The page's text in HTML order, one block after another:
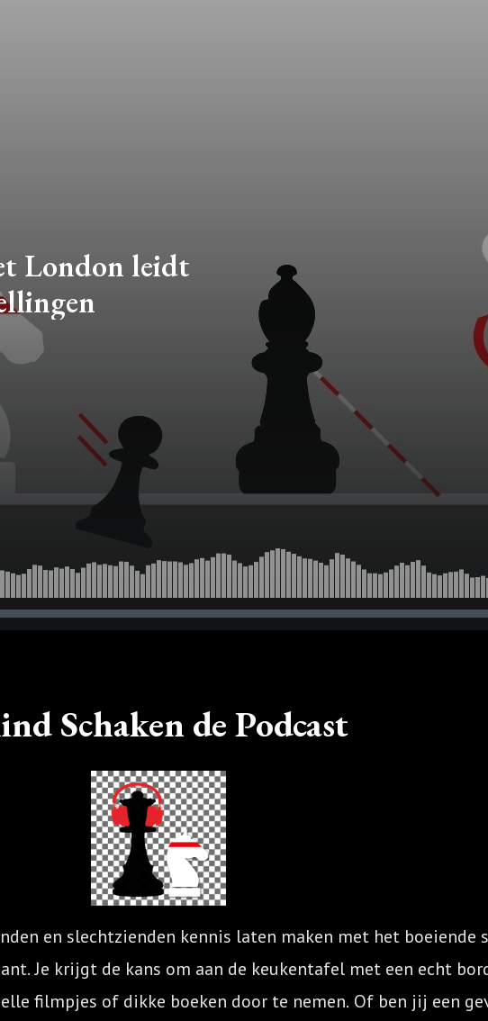
London leidt
Schaken de Podcast
en slechtzienden kennis laten maken met het boeiende
Je krijgt de kans om aan de keukentafel met een echt
filmpjes of dikke boeken door te nemen. Of ben jij een